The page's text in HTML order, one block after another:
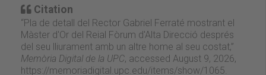
Citation
“Pla de detall del Rector Gabriel Ferraté mostrant el
Màster d'Or del Reial Fòrum d'Alta Direcció després
del seu lliurament amb un altre home al seu costat,”
Memòria Digital de la UPC, accessed August 9, 2026,
https://memoriadigital.upc.edu/items/show/1065